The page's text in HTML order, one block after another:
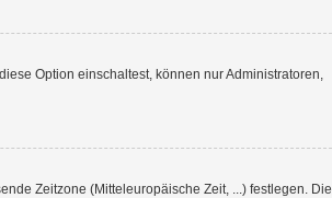
Option einschaltest, können nur Administratoren,
Zeitzone (Mitteleuropäische Zeit, ...) festlegen. Die